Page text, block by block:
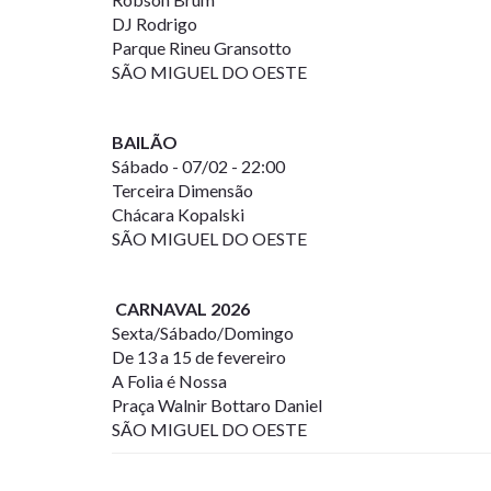
DJ Rodrigo
Parque Rineu Gransotto
SÃO MIGUEL DO OESTE
BAILÃO
Sábado - 07/02 - 22:00
Terceira Dimensão
Chácara Kopalski
SÃO MIGUEL DO OESTE
CARNAVAL 2026
Sexta/Sábado/Domingo
De 13 a 15 de fevereiro
A Folia é Nossa
Praça Walnir Bottaro Daniel
SÃO MIGUEL DO OESTE